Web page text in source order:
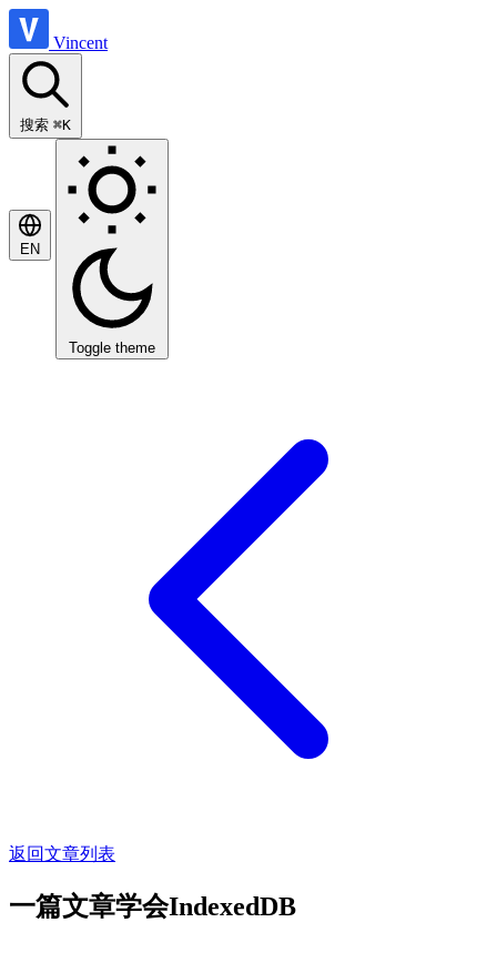
Vincent
搜索 ⌘K
EN
Toggle theme
返回文章列表
一篇文章学会IndexedDB